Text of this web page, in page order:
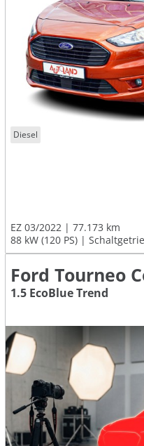
Diesel
EZ 03/2022
77.173 km
88 kW (120 PS)
Ford Tourneo
1.5 EcoBlue Trend